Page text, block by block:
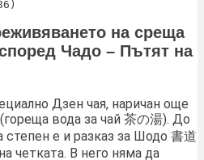
на среща
Чадо – Пътят на
Дзен чая, наричан още
вода за чай 茶の湯). До
степен е и разказ за Шодо 書道
четката. В него няма да